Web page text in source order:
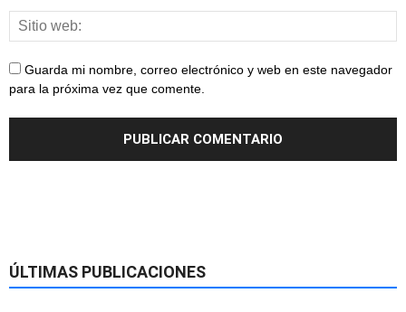
Guarda mi nombre, correo electrónico y web en este navegador
para la próxima vez que comente.
ÚLTIMAS PUBLICACIONES